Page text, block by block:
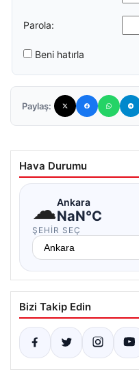
Parola:
Beni hatırla
Paylaş:
Hava Durumu
☁Ankara
NaN°C
ŞEHIR SEÇ
Bizi Takip Edin